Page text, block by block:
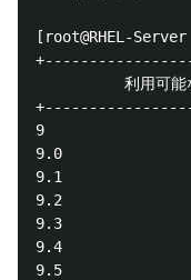
[root@RHEL-
利用可能
9
9.0
9.1
9.2
9.3
9.4
9.5